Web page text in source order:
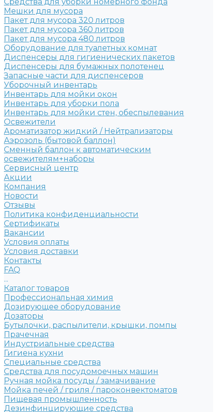
Мешки для мусора
Пакет для мусора 320 литров
Пакет для мусора 360 литров
Пакет для мусора 480 литров
Оборудование для туалетных комнат
Диспенсеры для гигиенических пакетов
Диспенсеры для бумажных полотенец
Запасные части для диспенсеров
Уборочный инвентарь
Инвентарь для мойки окон
Инвентарь для уборки пола
Инвентарь для мойки стен, обеспылевания
Освежители
Ароматизатор жидкий / Нейтрализаторы
Аэрозоль (бытовой баллон)
Сменный баллон к автоматическим
освежителям+наборы
Сервисный центр
Акции
Компания
Новости
Отзывы
Политика конфиденциальности
Сертификаты
Вакансии
Условия оплаты
Условия доставки
Контакты
FAQ
...
Каталог товаров
Профессиональная химия
Дозирующее оборудование
Дозаторы
Бутылочки, распылители, крышки, помпы
Прачечная
Индустриальные средства
Гигиена кухни
Специальные средства
Средства для посудомоечных машин
Ручная мойка посуды / замачивание
Мойка печей / гриля / пароконвектоматов
Пищевая промышленность
Дезинфинцирующие средства